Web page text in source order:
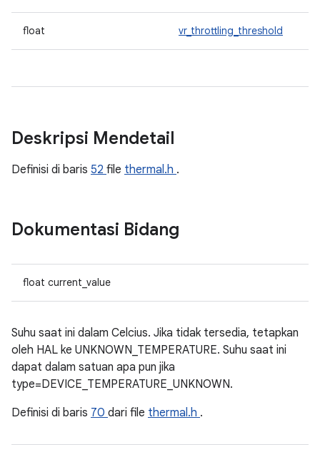
float vr_throttling_threshold
Deskripsi Mendetail
Definisi di baris 52 file thermal.h .
Dokumentasi Bidang
float current_value
Suhu saat ini dalam Celcius. Jika tidak tersedia, tetapkan
oleh HAL ke UNKNOWN_TEMPERATURE. Suhu saat ini
dapat dalam satuan apa pun jika
type=DEVICE_TEMPERATURE_UNKNOWN.
Definisi di baris 70 dari file thermal.h .